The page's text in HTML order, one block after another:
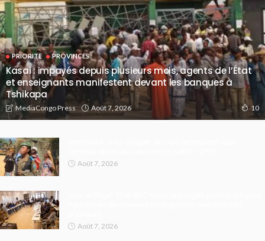
PRIORITE PROVINCES
Kasaï : impayés depuis plusieurs mois, agents de l’État
et enseignants manifestent devant les banques à
Tshikapa
MediaCongo Press Août 7, 2026 10
Août 7, 2026
Août 7, 2026